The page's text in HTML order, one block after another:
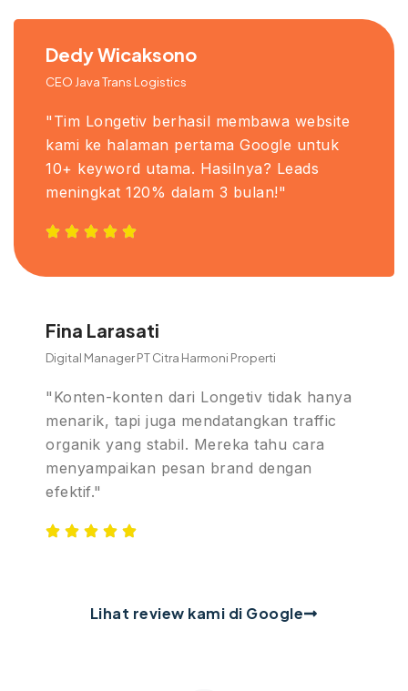
Dedy Wicaksono
CEO Java Trans Logistics
"Tim Longetiv berhasil membawa website
kami ke halaman pertama Google untuk
10+ keyword utama. Hasilnya? Leads
meningkat 120% dalam 3 bulan!"
Fina Larasati
Digital Manager PT Citra Harmoni Properti
"Konten-konten dari Longetiv tidak hanya
menarik, tapi juga mendatangkan traffic
organik yang stabil. Mereka tahu cara
menyampaikan pesan brand dengan
efektif."
Lihat review kami di Google